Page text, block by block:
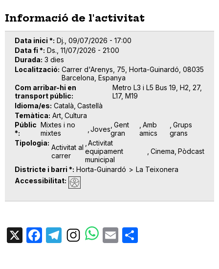
Informació de l'activitat
Data inici * Dj., 09/07/2026 - 17:00
Data fi * Ds., 11/07/2026 - 21:00
Durada 3 dies
Localització Carrer d'Arenys, 75, Horta-Guinardó, 08035
Barcelona, Espanya
Com arribar-hi en
transport públic
Metro L3 i L5 Bus 19, H2, 27,
L17, M19
Idioma/es Català Castellà
Temàtica Art Cultura
Públic
*
Mixtes i no
mixtes
Joves Gent
gran
Amb
amics
Grups
grans
Tipologia Activitat al
carrer
Activitat
equipament
municipal
Cinema Pòdcast
Districte i barri * Horta-Guinardó
La Teixonera
Accessibilitat
X Facebook
TelegramEmail